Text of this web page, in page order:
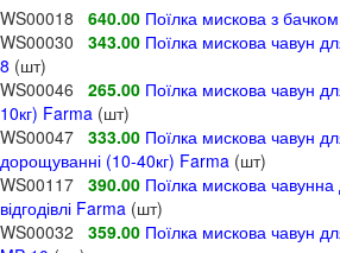
WS00018 640.00 Поїлка мискова з
WS00030 343.00 Поїлка мискова чавун
8 (шт)
WS00046 265.00 Поїлка мискова чавун
10кг) Farma (шт)
WS00047 333.00 Поїлка мискова чавун
дорощуванні (10-40кг) Farma (шт)
WS00117 390.00 Поїлка мискова
відгодівлі Farma (шт)
WS00032 359.00 Поїлка мискова чавун